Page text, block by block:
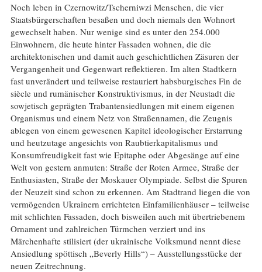
Noch leben in Czernowitz/Tscherniwzi Menschen, die vier
Staatsbürgerschaften besaßen und doch niemals den Wohnort
gewechselt haben. Nur wenige sind es unter den 254.000
Einwohnern, die heute hinter Fassaden wohnen, die die
architektonischen und damit auch geschichtlichen Zäsuren der
Vergangenheit und Gegenwart reflektieren. Im alten Stadtkern
fast unverändert und teilweise restauriert habsburgisches Fin de
siècle und rumänischer Konstruktivismus, in der Neustadt die
sowjetisch geprägten Trabantensiedlungen mit einem eigenen
Organismus und einem Netz von Straßennamen, die Zeugnis
ablegen von einem gewesenen Kapitel ideologischer Erstarrung
und heutzutage angesichts von Raubtierkapitalismus und
Konsumfreudigkeit fast wie Epitaphe oder Abgesänge auf eine
Welt von gestern anmuten: Straße der Roten Armee, Straße der
Enthusiasten, Straße der Moskauer Olympiade. Selbst die Spuren
der Neuzeit sind schon zu erkennen. Am Stadtrand liegen die von
vermögenden Ukrainern errichteten Einfamilienhäuser – teilweise
mit schlichten Fassaden, doch bisweilen auch mit übertriebenem
Ornament und zahlreichen Türmchen verziert und ins
Märchenhafte stilisiert (der ukrainische Volksmund nennt diese
Ansiedlung spöttisch „Beverly Hills“) – Ausstellungsstücke der
neuen Zeitrechnung.